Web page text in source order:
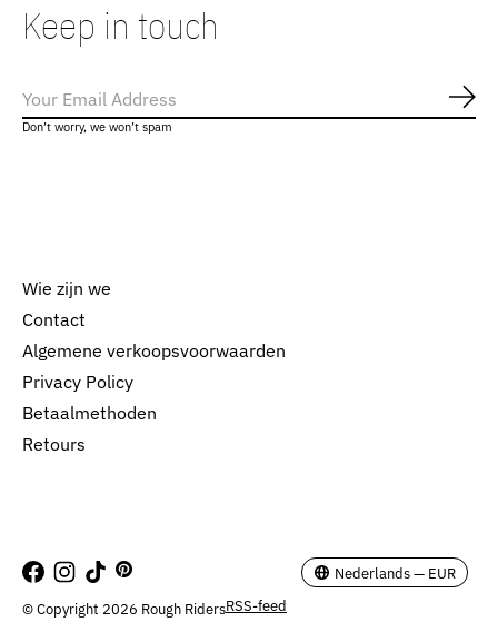
Keep in touch
Don’t worry, we won’t spam
Wie zijn we
Contact
Algemene verkoopsvoorwaarden
Privacy Policy
Betaalmethoden
Retours
© Copyright 2026 Rough RidersRSS-feed
Nederlands — EUR